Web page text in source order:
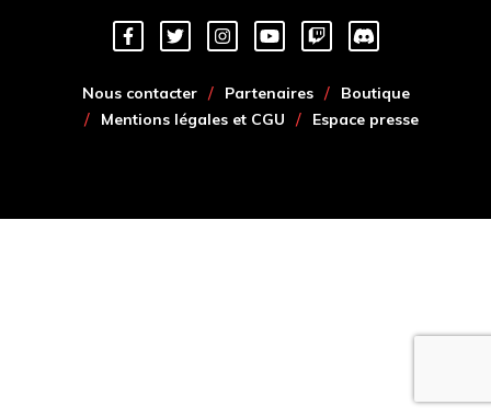
Nous contacter Partenaires
Boutique
Mentions légales et CGU
Espace presse